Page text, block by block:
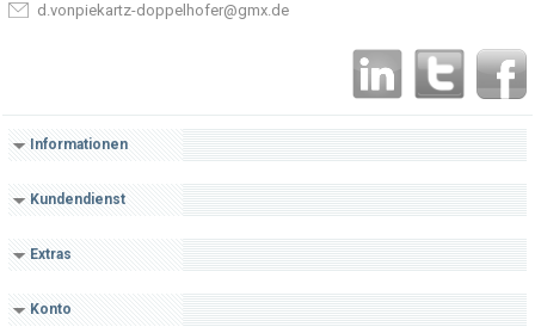
d.vonpiekartz-doppelhofer@gmx.de
Informationen
Kundendienst
Extras
Konto